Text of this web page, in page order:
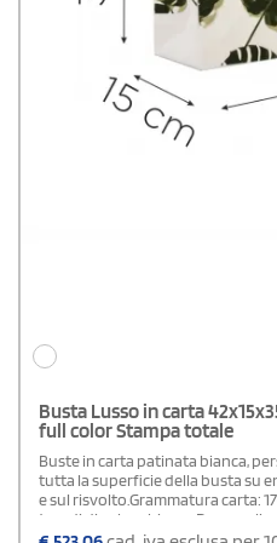
Busta Lusso in carta
full color Stampa totale
Buste in carta patinata bianca,
tutta la superficie della busta su
e sul risvolto.Grammatura carta:
4 nodi di colore
quadricromia.Area di stampa: